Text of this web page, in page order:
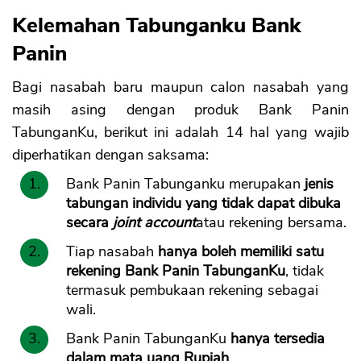
Kelemahan Tabunganku Bank
Panin
Bagi nasabah baru maupun calon nasabah yang
masih asing dengan produk Bank Panin
TabunganKu, berikut ini adalah 14 hal yang wajib
diperhatikan dengan saksama:
Bank Panin Tabunganku merupakan jenis
tabungan individu yang tidak dapat dibuka
secara joint accountatau rekening bersama.
Tiap nasabah hanya boleh memiliki satu
rekening Bank Panin TabunganKu, tidak
termasuk pembukaan rekening sebagai
wali.
Bank Panin TabunganKu hanya tersedia